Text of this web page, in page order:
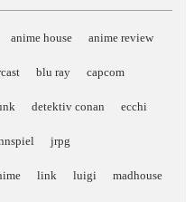
anime house anime review
blu ray capcom
detektiv conan ecchi
jrpg
link luigi madhouse